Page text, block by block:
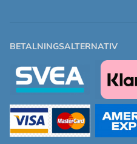
BETALNINGSALTERNATIV